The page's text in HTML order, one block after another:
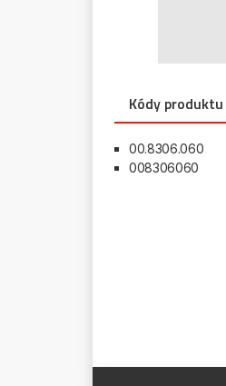
Kódy produktu
00.8306.060
008306060